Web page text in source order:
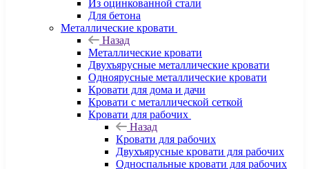
Из оцинкованной стали
Для бетона
Металлические кровати
Назад
Металлические кровати
Двухъярусные металлические кровати
Одноярусные металлические кровати
Кровати для дома и дачи
Кровати с металлической сеткой
Кровати для рабочих
Назад
Кровати для рабочих
Двухъярусные кровати для рабочих
Односпальные кровати для рабочих